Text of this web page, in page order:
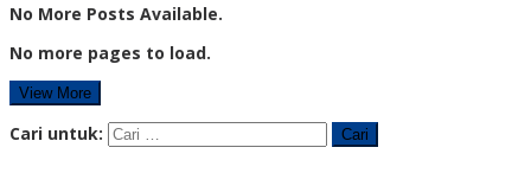
No More Posts Available.
No more pages to load.
View More
Cari untuk: